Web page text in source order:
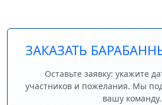
ЗАКАЗАТЬ
Оставьте заявку: укажите
участников и пожелания. Мы
вашу команду.